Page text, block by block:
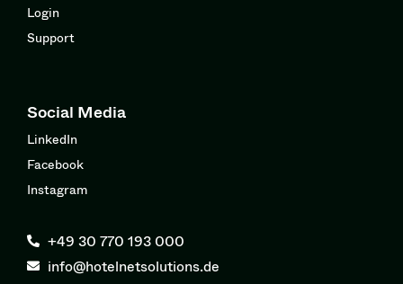
Login
Support
Social Media
LinkedIn
Facebook
Instagram
+49 30 770 193 000
info@hotelnetsolutions.de